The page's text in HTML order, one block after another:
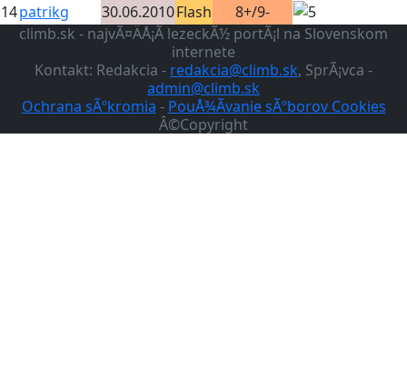
14patrikg 30.06.2010Flash
8+/9-
climb.sk - najvÃ¤ÄÅ¡Ã­ lezeckÃ½ portÃ¡l na Slovenskom
internete
Kontakt: Redakcia - redakcia@climb.sk, SprÃ¡vca -
admin@climb.sk
Ochrana sÃºkromia - PouÅ¾Ã­vanie sÃºborov Cookies
Â©Copyright